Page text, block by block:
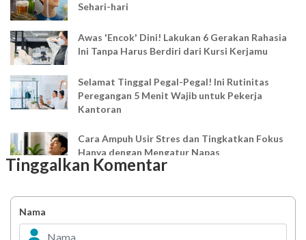
Sehari-hari
Awas 'Encok' Dini! Lakukan 6 Gerakan Rahasia
Ini Tanpa Harus Berdiri dari Kursi Kerjamu
Selamat Tinggal Pegal-Pegal! Ini Rutinitas
Peregangan 5 Menit Wajib untuk Pekerja
Kantoran
Cara Ampuh Usir Stres dan Tingkatkan Fokus
Hanya dengan Mengatur Napas
Bahagia dalam Tubuh
Minuman Manis, Teman atau Ancaman?
Tinggalkan Komentar
Nama